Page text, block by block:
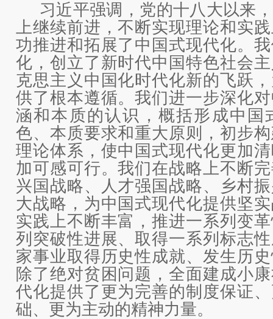
习近平强调，党的十八大以来
上继续前进，不断实现理论和实
功推进和拓展了中国式现代化。
化，创立了新时代中国特色社会
克思主义中国化时代化新的飞跃
供了根本遵循。我们进一步深化
涵和本质的认识，概括形成中国
色、本质要求和重大原则，初步
理论体系，使中国式现代化更加
加可感可行。我们在战略上不断
兴国战略、人才强国战略、乡村
大战略，为中国式现代化提供坚
实践上不断丰富，推进一系列变
列突破性进展、取得一系列标志
家事业取得历史性成就、发生历
除了绝对贫困问题，全面建成小
代化提供了更为完善的制度保证
础、更为主动的精神力量。